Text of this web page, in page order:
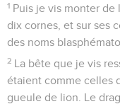
1 Puis je vis monter
dix cornes, et sur ses
des noms
2 La bête que je vis
étaient comme celles
gueule de lion. Le